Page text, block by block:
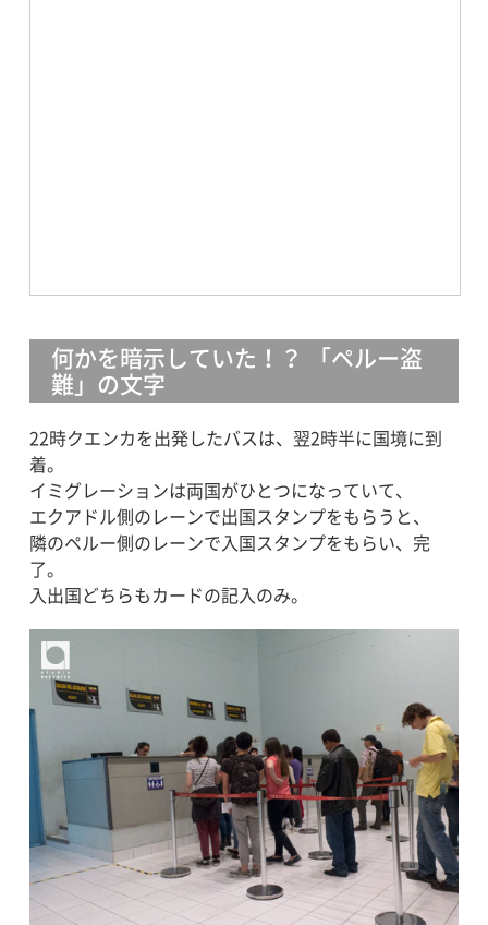
何かを暗示していた！？ 「ペルー盗
難」の文字
22時クエンカを出発したバスは、翌2時半に国境に到
着。
イミグレーションは両国がひとつになっていて、
エクアドル側のレーンで出国スタンプをもらうと、
隣のペルー側のレーンで入国スタンプをもらい、完
了。
入出国どちらもカードの記入のみ。